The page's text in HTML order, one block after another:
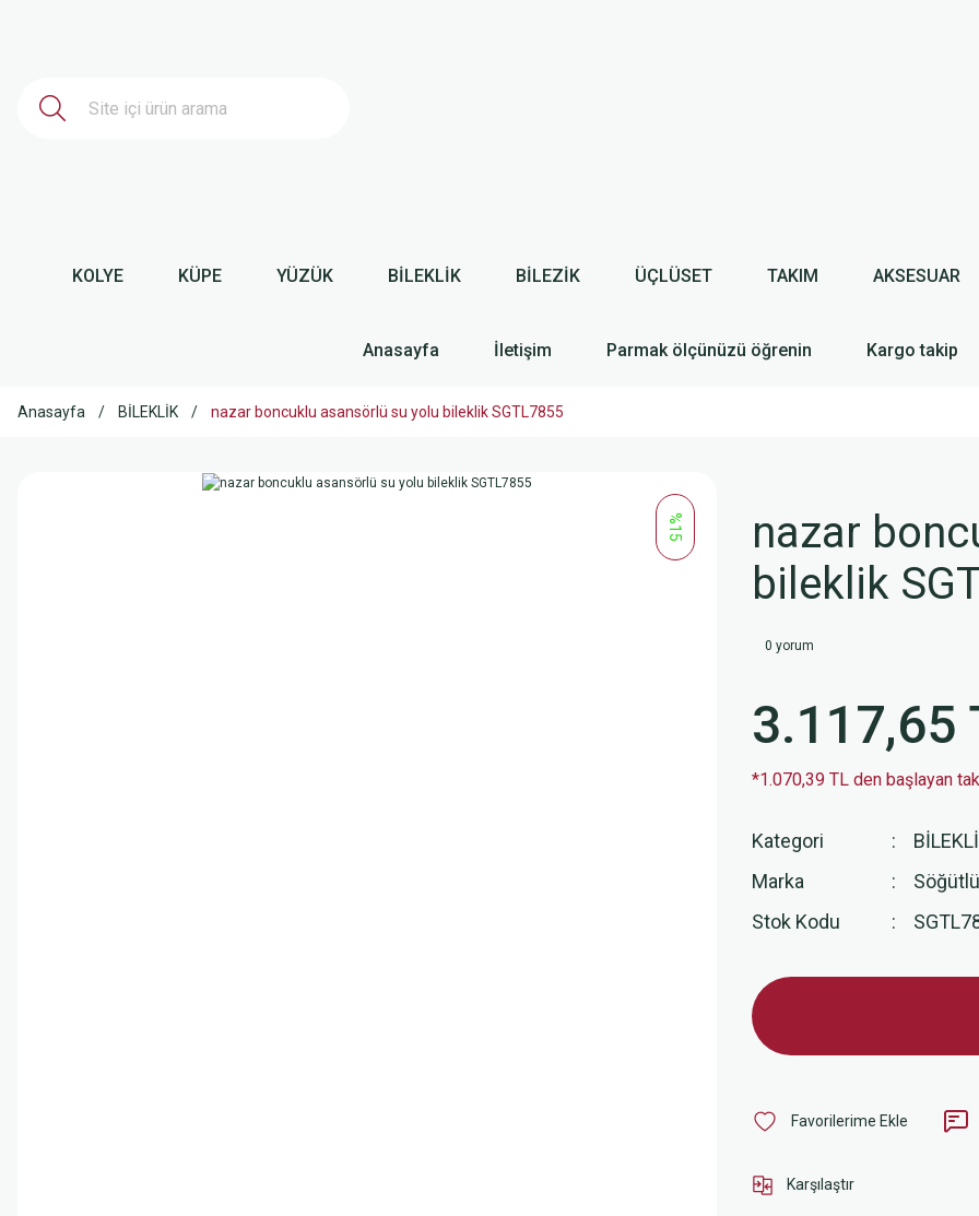
KOLYE KÜPE YÜZÜK BİLEKLİK BİLEZİK ÜÇLÜSET TAKIM AKSESUAR
Anasayfa İletişim Parmak ölçünüzü öğrenin Kargo takip
Anasayfa BİLEKLİK nazar boncuklu asansörlü su yolu bileklik SGTL7855
%15
nazar
bileklik
0 yorum
3.117,65
*1.070,39 TL den başlayan
Kategori
Marka
Stok Kodu
Karşılaştır